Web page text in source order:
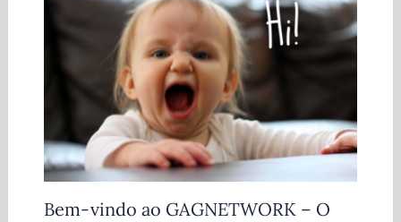
Bem-vindo ao GAGNETWORK – O